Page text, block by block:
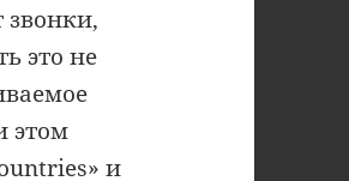
звонки,
это не
этом
и